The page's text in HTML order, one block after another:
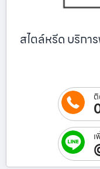
สไตล์หรีด บริกา